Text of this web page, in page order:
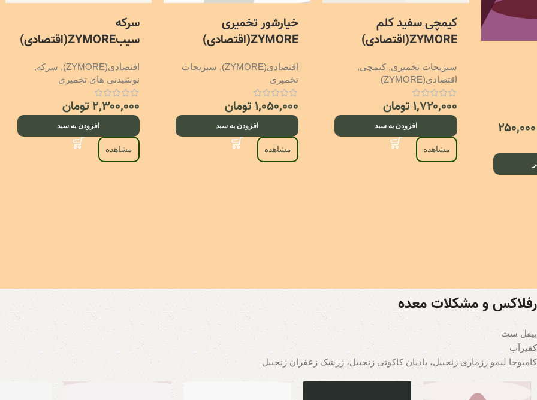
۲۵۰,۰۰۰
کیمچی سفید کلم
ZYMORE(اقتصادی)
سبزیجات تخمیری,کیمچی,
اقتصادی(ZYMORE)
۱,۷۲۰,۰۰۰تومان
افزودن به سبد
مشاهده
خیارشور تخمیری
ZYMORE(اقتصادی)
اقتصادی(ZYMORE) , سبزیجات
تخمیری
۱,۰۵۰,۰۰۰تومان
افزودن به سبد
مشاهده
سرکه
سیبZYMORE(اقتصادی)
اقتصادی(ZYMORE) , سرکه,
نوشیدنی های تخمیری
۲,۳۰۰,۰۰۰تومان
افزودن به سبد
مشاهده
رفلاکس و مشکلات معده
بیفل ست
کفیر‌آب
کامبوجا لیمو رزماری زنجبیل، بادیان کاکوتی زنجبیل، زرشک زعفران زنجبیل